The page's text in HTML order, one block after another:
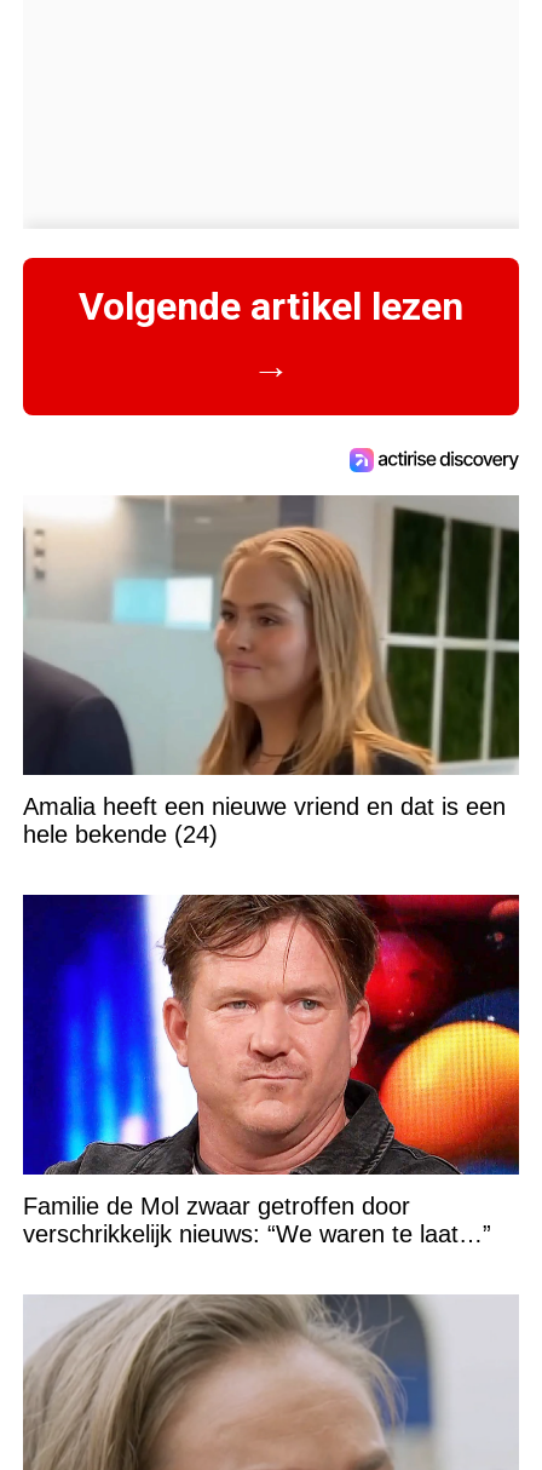
Volgende artikel lezen
→
Amalia heeft een nieuwe vriend en dat is een
hele bekende (24)
Familie de Mol zwaar getroffen door
verschrikkelijk nieuws: “We waren te laat…”